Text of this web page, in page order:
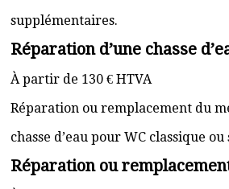
supplémentaires.
Réparation d’une chasse
À partir de 130 € HTVA
Réparation ou remplacement du
chasse d’eau pour WC classique ou
Réparation ou